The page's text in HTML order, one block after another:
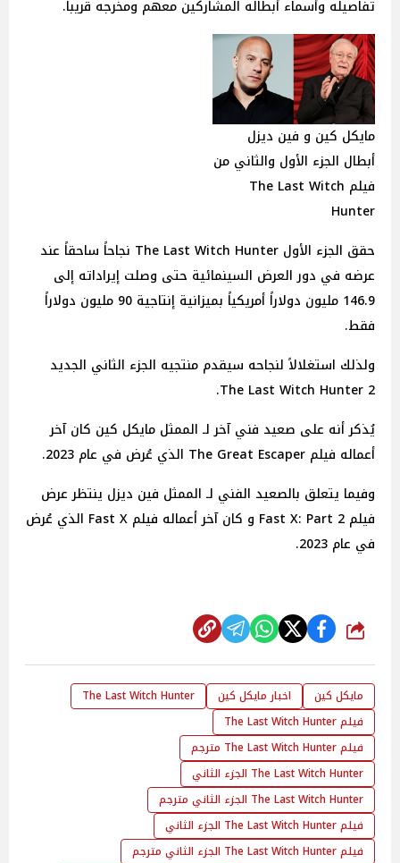
تفاصيله وأسماء أبطاله المشاركين معهم ومخرجه قريباً.
مايكل كين و فين ديزل
أبطال الجزء الأول والثاني من
فيلم The Last Witch
Hunter
حقق الجزء الأول The Last Witch Hunter نجاحاً ساحقاً عند
عرضه في دور العرض السينمائية حتى وصلت إيراداته إلى
146.9 مليون دولاراً أمريكياً بميزانية إنتاجية 90 مليون دولاراً
فقط.
ولذلك استغلالاً لنجاحه سيقدم منتجيه الجزء الثاني الجديد
The Last Witch Hunter 2.
يُذكر أنه على صعيد فني آخر لـ الممثل مايكل كين كان آخر
أعماله فيلم The Great Escaper الذي عُرض في عام 2023.
وفيما يتعلق بالصعيد الفني لـ الممثل فين ديزل ينتظر عرض
فيلم Fast X: Part 2 و كان آخر أعماله فيلم Fast X الذي عُرض
في عام 2023.
شارك
مايكل كين اخبار مايكل كين
The Last Witch Hunter
فيلم The Last Witch Hunter
فيلم The Last Witch Hunter مترجم
The Last Witch Hunter الجزء الثاني
The Last Witch Hunter الجزء الثاني مترجم
فيلم The Last Witch Hunter الجزء الثاني
فيلم The Last Witch Hunter الجزء الثاني مترجم